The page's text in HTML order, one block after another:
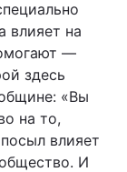
влияет на
—
здесь
«Вы
на то,
влияет
И